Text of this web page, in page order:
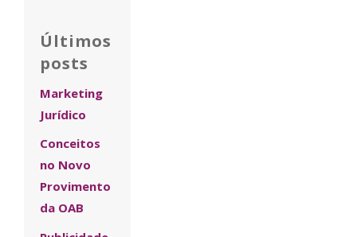
Últimos
posts
Marketing
Jurídico
Conceitos
no Novo
Provimento
da OAB